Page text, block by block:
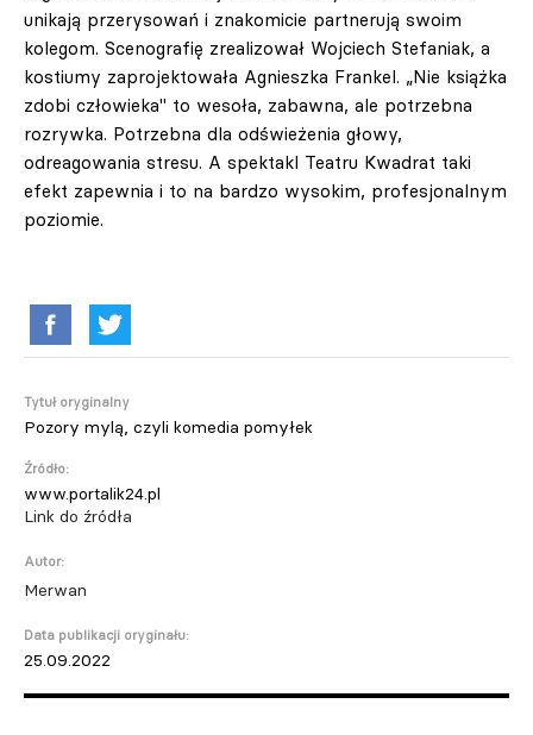
unikają przerysowań i znakomicie partnerują swoim
kolegom. Scenografię zrealizował Wojciech Stefaniak, a
kostiumy zaprojektowała Agnieszka Frankel. „Nie książka
zdobi człowieka" to wesoła, zabawna, ale potrzebna
rozrywka. Potrzebna dla odświeżenia głowy,
odreagowania stresu. A spektakl Teatru Kwadrat taki
efekt zapewnia i to na bardzo wysokim, profesjonalnym
poziomie.
Tytuł oryginalny
Pozory mylą, czyli komedia pomyłek
Źródło:
www.portalik24.pl
Link do źródła
Autor:
Merwan
Data publikacji oryginału:
25.09.2022